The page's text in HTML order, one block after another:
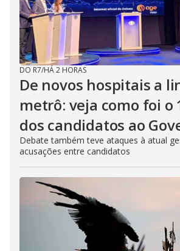
DO R7/HÁ 2 HORAS
De novos hospitais a
metrô: veja como foi o
dos candidatos ao
Debate também teve ataques à atual
acusações entre candidatos